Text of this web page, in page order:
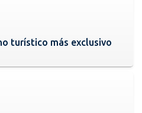
turístico más exclusivo